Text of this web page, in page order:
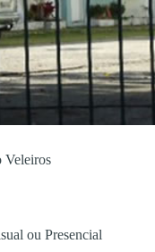
Veleiros
ou Presencial